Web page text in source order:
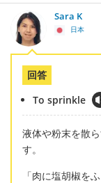
Sara K
日本
回答
To sprinkle
液体や粉末を散
す。
「肉に塩胡椒を